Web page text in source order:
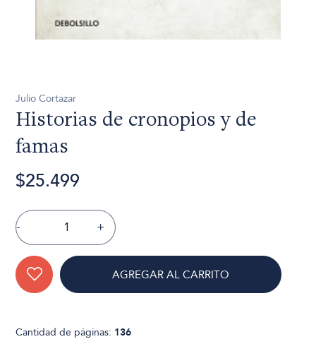
Julio Cortazar
Historias de cronopios y de
famas
$25.499
- +
AGREGAR AL CARRITO
Cantidad de páginas: 136